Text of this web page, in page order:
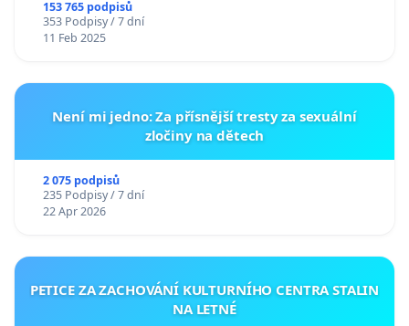
153 765 podpisů
353 Podpisy / 7 dní
11 Feb 2025
Není mi jedno: Za přísnější tresty za sexuální
zločiny na dětech
2 075 podpisů
235 Podpisy / 7 dní
22 Apr 2026
PETICE ZA ZACHOVÁNÍ KULTURNÍHO CENTRA STALIN
NA LETNÉ